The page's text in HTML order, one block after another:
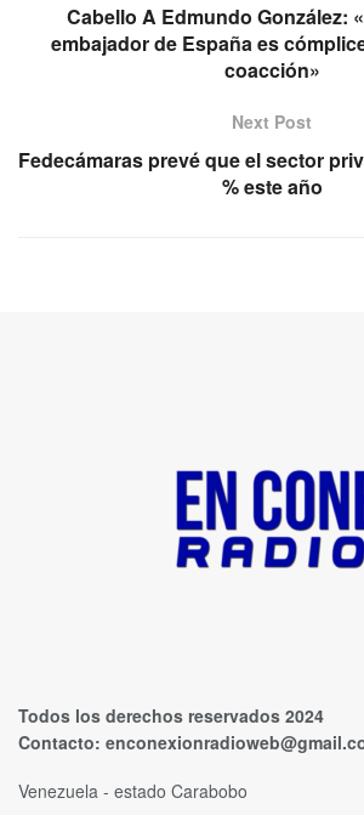
Cabello A Edmundo González:
embajador de España es
coacción»
Next Post
Fedecámaras prevé que el sector
% este año
Todos los derechos reservados 2024
Contacto:
Venezuela - estado Carabobo